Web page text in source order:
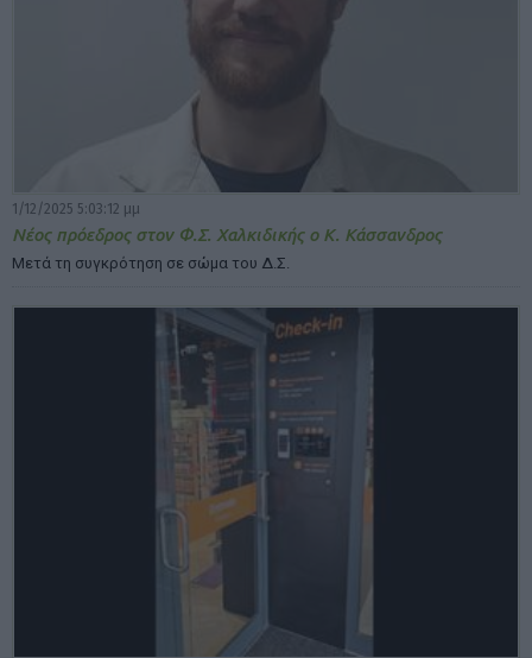
1/12/2025 5:03:12 μμ
Νέος πρόεδρος στον Φ.Σ. Χαλκιδικής ο Κ. Κάσσανδρος
Μετά τη συγκρότηση σε σώμα του Δ.Σ.